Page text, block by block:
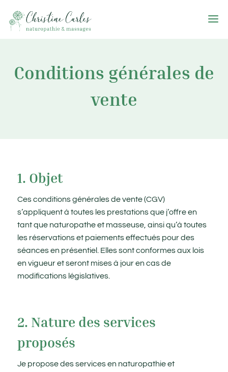
Conditions générales de
vente
1. Objet
Ces conditions générales de vente (CGV)
s’appliquent à toutes les prestations que j’offre en
tant que naturopathe et masseuse, ainsi qu’à toutes
les réservations et paiements effectués pour des
séances en présentiel. Elles sont conformes aux lois
en vigueur et seront mises à jour en cas de
modifications législatives.
2. Nature des services
proposés
Je propose des services en naturopathie et